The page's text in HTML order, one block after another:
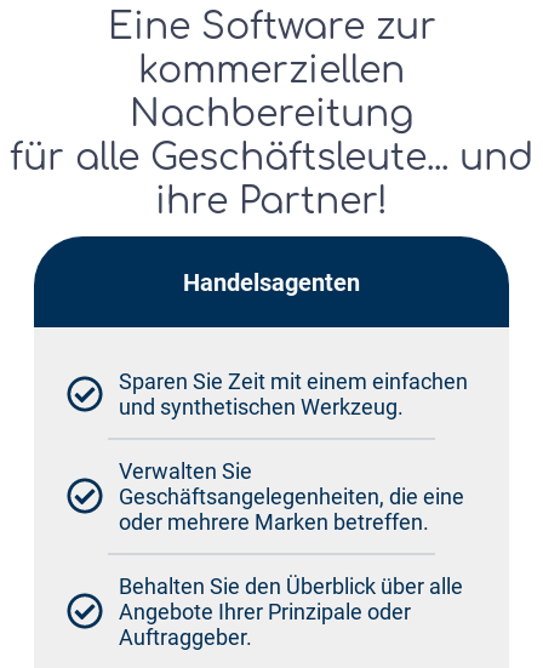
Eine Software zur
kommerziellen
Nachbereitung
für alle Geschäftsleute... und
ihre Partner!
Handelsagenten
Sparen Sie Zeit mit einem einfachen
und synthetischen Werkzeug.
Verwalten Sie
Geschäftsangelegenheiten, die eine
oder mehrere Marken betreffen.
Behalten Sie den Überblick über alle
Angebote Ihrer Prinzipale oder
Auftraggeber.